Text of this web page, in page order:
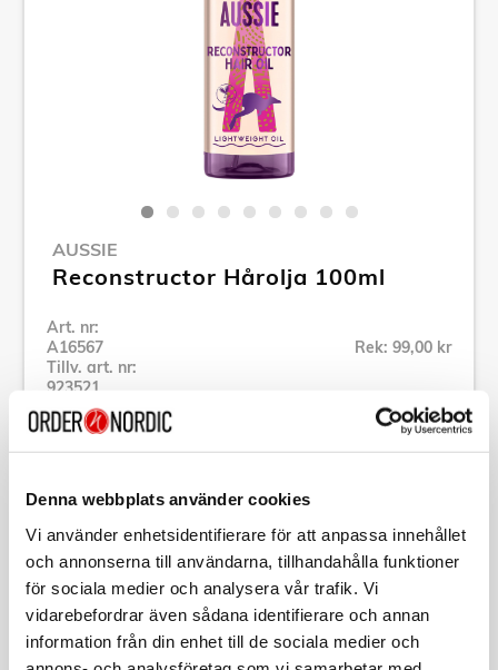
Denna webbplats använder cookies
Vi använder enhetsidentifierare för att anpassa innehållet
och annonserna till användarna, tillhandahålla funktioner
för sociala medier och analysera vår trafik. Vi
vidarebefordrar även sådana identifierare och annan
information från din enhet till de sociala medier och
AUSSIE
Reconstructor Hårolja 100ml
Art. nr:
A16567
Tillv. art. nr:
923521
Rek: 99,00 kr
Se alla produkter inom Aussie
Specifikation
Beskrivning
Art. nr:A16567